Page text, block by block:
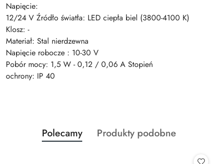
Napięcie:
12/24 V Źródło światła: LED ciepła biel (3800-4100 K)
Klosz: -
Materiał: Stal nierdzewna
Napięcie robocze : 10-30 V
Pobór mocy: 1,5 W - 0,12 / 0,06 A Stopień
ochrony: IP 40
Pomiń karuzelę produktów
Produkty
o
Polecamy
Produkty
Produkty podobne